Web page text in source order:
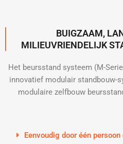
BUIGZAAM,
MILIEUVRIENDELIJK
Het beursstand systeem (M-
innovatief modulair standbouw-
modulaire zelfbouw
Eenvoudig door één